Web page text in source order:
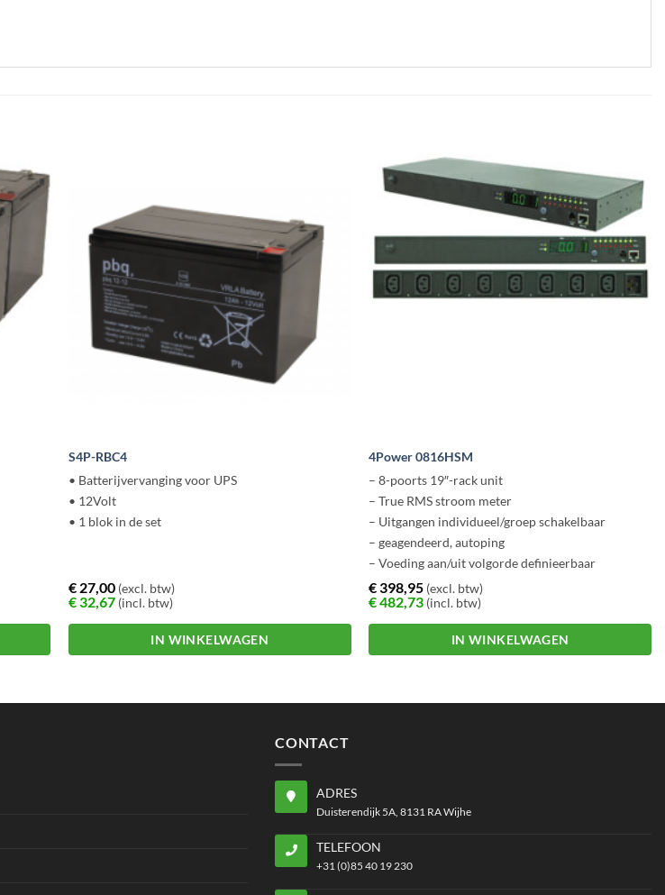
S4P-RBC4
• Batterijvervanging voor UPS
• 12Volt
• 1 blok in de set
€27,00(excl. btw)
€32,67(incl. btw)
IN WINKELWAGEN
4Power 0816HSM
– 8-poorts 19″-rack unit
– True RMS stroom meter
– Uitgangen individueel/groep schakelbaar
– geagendeerd, autoping
– Voeding aan/uit volgorde definieerbaar
– Meldingen via E-mail, trap en hoorbaar signaal
€398,95 (excl. btw)
€482,73 (incl. btw)
IN WINKELWAGEN
CONTACT
ADRES
Duisterendijk 5A, 8131 RA Wijhe
TELEFOON
+31 (0)85 40 19 230